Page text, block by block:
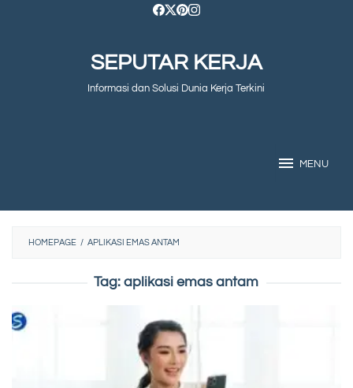
SEPUTAR KERJA
Informasi dan Solusi Dunia Kerja Terkini
MENU
HOMEPAGE / APLIKASI EMAS ANTAM
Tag:aplikasi emas antam